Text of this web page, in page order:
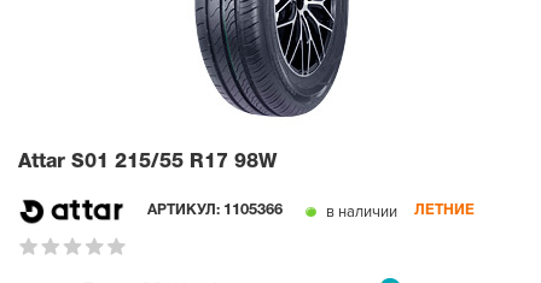
Attar S01 215/55 R17 98W
АРТИКУЛ: 1105366 в наличии ЛЕТНИЕ